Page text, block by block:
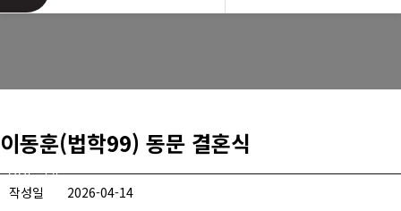
총동문회 뉴스
이동훈(법학99) 동문 결혼식
작성일 2026-04-14